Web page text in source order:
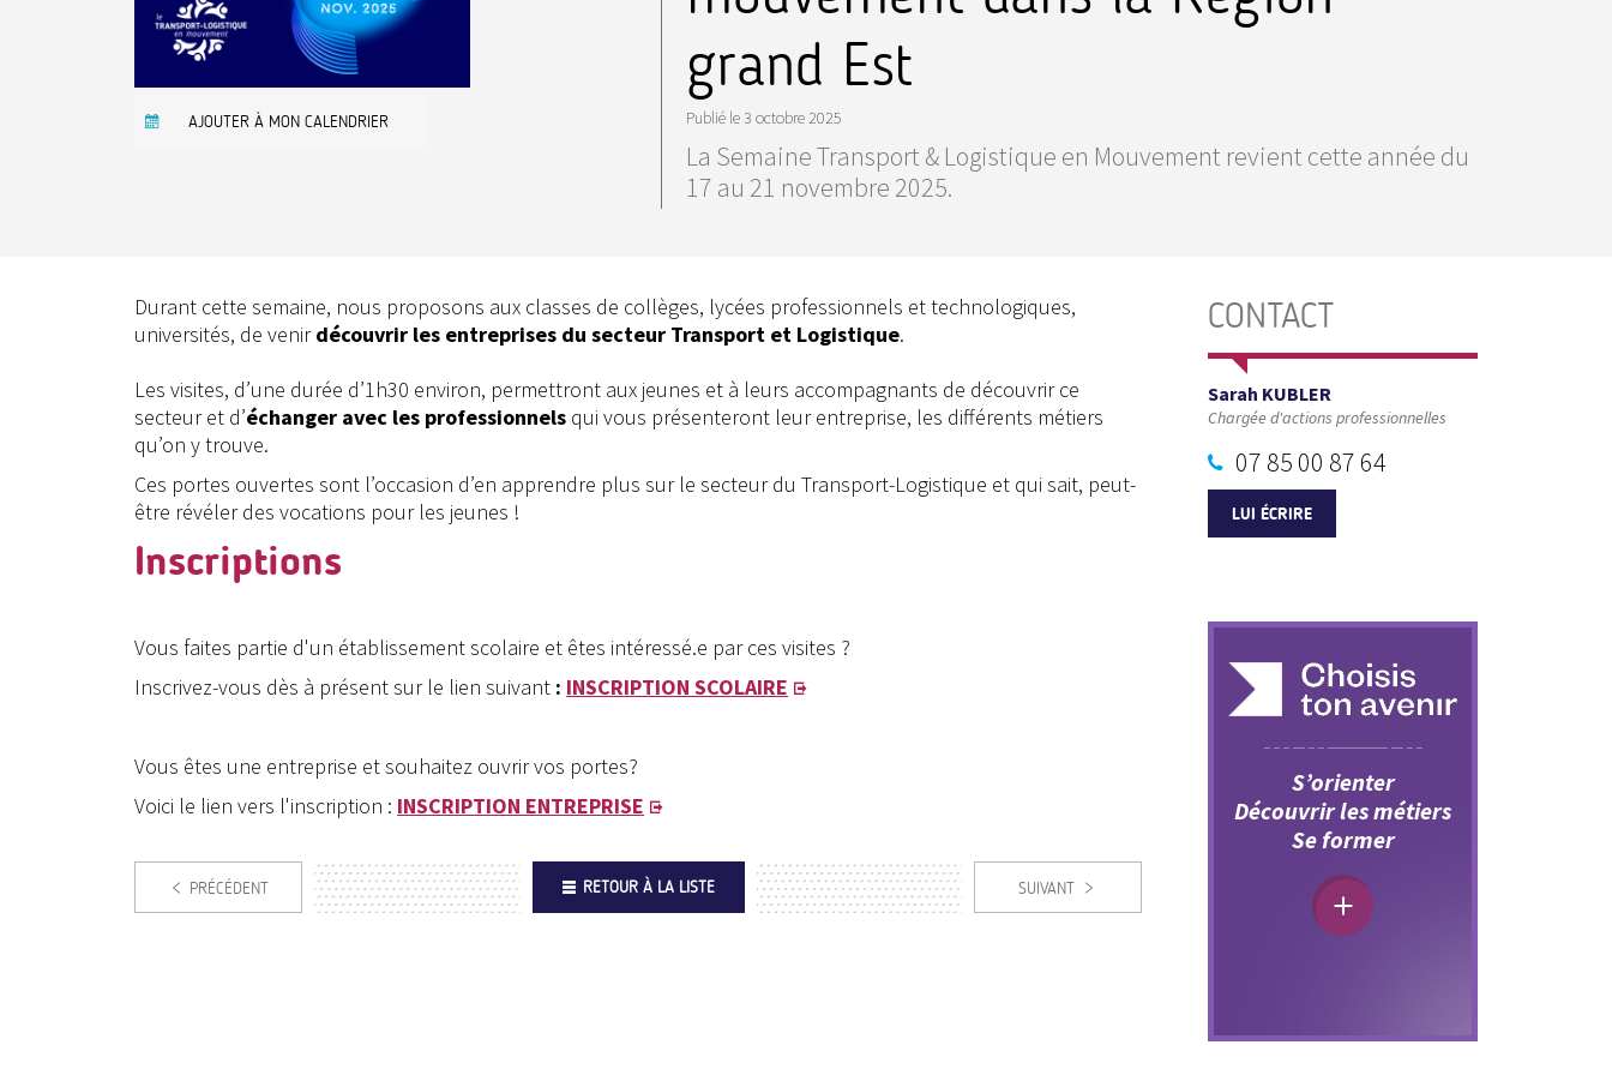
AJOUTER À MON CALENDRIER
grand Est
Publié le3 octobre 2025
La Semaine Transport & Logistique en Mouvement revient cette année du
17 au 21 novembre 2025.
Durant cette semaine, nous proposons aux classes de collèges, lycées professionnels et technologiques,
universités, de venirdécouvrir les entreprises du secteur Transport et Logistique.
Les visites, d’une durée d’1h30 environ, permettront aux jeunes et à leurs accompagnants de découvrir ce
secteur et d’échanger avec les professionnels qui vous présenteront leur entreprise, les différents métiers
qu’on y trouve.
Ces portes ouvertes sont l’occasion d’en apprendre plus sur le secteur du Transport-Logistique et qui sait, peut-
être révéler des vocations pour les jeunes !
Inscriptions
Vous faites partie d'un établissement scolaire et êtes intéressé.e par ces visites ?
Inscrivez-vous dès à présent sur le lien suivant : INSCRIPTION SCOLAIRE
Vous êtes une entreprise et souhaitez ouvrir vos portes?
Voici le lien vers l'inscription : INSCRIPTION ENTREPRISE
PRÉCÉDENT RETOUR À LA LISTE SUIVANT
CONTACT
Sarah KUBLER
Chargée d'actions professionnelles
07 85 00 87 64
LUI ÉCRIRE
S’orienter
Découvrir les métiers
Se former